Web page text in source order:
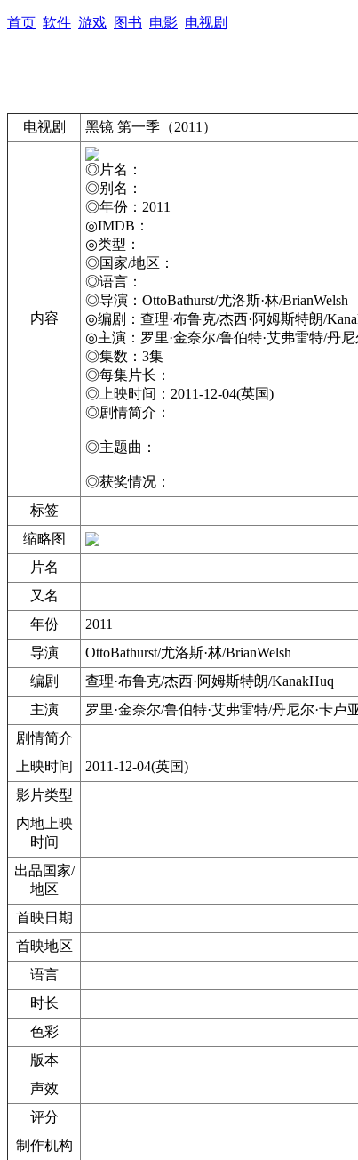
首页 软件 游戏 图书 电影 电视剧
电视剧 黑镜 第一季（2011）
内容
◎片名：
◎别名：
◎年份：2011
◎IMDB：
◎类型：
◎国家/地区：
◎语言：
◎导演：OttoBathurst/尤洛斯·林/BrianWelsh
◎编剧：查理·布鲁克/杰西·阿姆斯特朗/
◎主演：罗里·金奈尔/鲁伯特·艾弗雷特/丹尼
◎集数：3集
◎每集片长：
◎上映时间：2011-12-04(英国)
◎剧情简介：
◎主题曲：
◎获奖情况：
标签
缩略图
片名
又名
年份
2011
导演
OttoBathurst/尤洛斯·林/BrianWelsh
编剧
查理·布鲁克/杰西·阿姆斯特朗/KanakHuq
主演
罗里·金奈尔/鲁伯特·艾弗雷特/丹尼尔·卡卢
剧情简介
上映时间
2011-12-04(英国)
影片类型
内地上映
时间
出品国家/
地区
首映日期
首映地区
语言
时长
色彩
版本
声效
评分
制作机构